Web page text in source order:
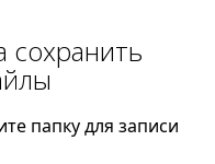
сохранить
папку для записи